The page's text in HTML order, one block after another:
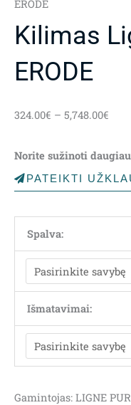
ERODE
Kilimas
ERODE
324.00€ – 5,748.00€
Norite sužinoti
PATEIKTI
Spalva:
Išmatavimai:
Gamintojas: LIGNE